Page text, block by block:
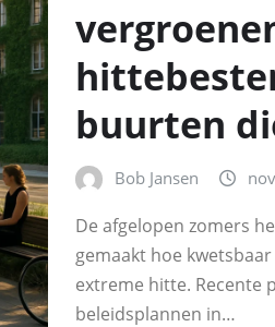
buurten
Bob Jansen
De afgelopen zomers
gemaakt hoe
extreme hitte. Recente
beleidsplannen in…